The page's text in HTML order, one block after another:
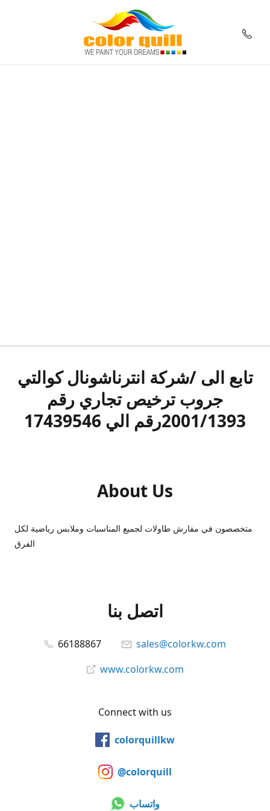
تابع الى /شركة انترناشونال كوالتي
جروب ترخيص تجاري رقم
2001/1393رقم الي 17439546
About Us
متخصصون في مفارش طاولات لجميع المناسبات وملابس رياضية لكل
الفرق
اتصل بنا
66188867
sales@colorkw.com
www.colorkw.com
Connect with us
colorquillkw
@colorquill
واتساب